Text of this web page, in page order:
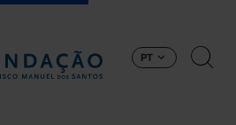
PT